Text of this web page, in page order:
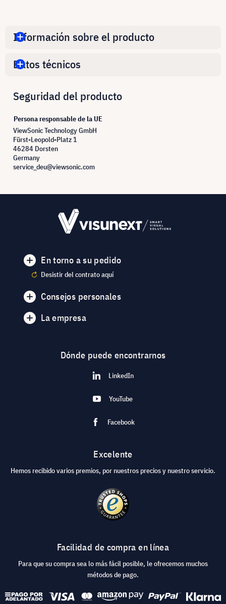
Información sobre el producto
Datos técnicos
Seguridad del producto
Persona responsable de la UE
ViewSonic Technology GmbH
Fürst-Leopold-Platz 1
46284 Dorsten
Germany
service_deu@viewsonic.com
En torno a su pedido
Desistir del contrato aquí
Consejos personales
La empresa
Dónde puede encontrarnos
LinkedIn
YouTube
Facebook
Excelente
Hemos recibido varios premios, por nuestros precios y nuestro servicio.
Facilidad de compra en línea
Para que su compra sea lo más fácil posible, le ofrecemos muchos
métodos de pago.